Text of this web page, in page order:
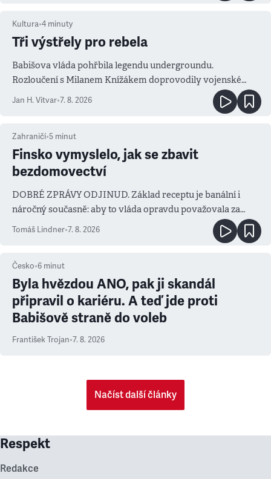
Kultura•4 minuty
Tři výstřely pro rebela
Babišova vláda pohřbila legendu undergroundu.
Rozloučení s Milanem Knížákem doprovodily vojenské
salvy i kritika pokrokářů
Jan H. Vitvar•7. 8. 2026
Zahraničí•5 minut
Finsko vymyslelo, jak se zbavit
bezdomovectví
DOBRÉ ZPRÁVY ODJINUD. Základ receptu je banální i
náročný současně: aby to vláda opravdu považovala za
prioritu
Tomáš Lindner•7. 8. 2026
Česko•6 minut
Byla hvězdou ANO, pak ji skandál
připravil o kariéru. A teď jde proti
Babišově straně do voleb
František Trojan•7. 8. 2026
Načíst další články
Respekt
Redakce